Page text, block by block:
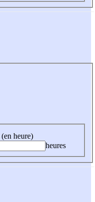
heure)
heures